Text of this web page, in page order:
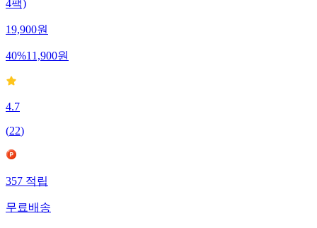
4팩)
19,900원
40%11,900원
4.7
(22)
357적립
무료배송